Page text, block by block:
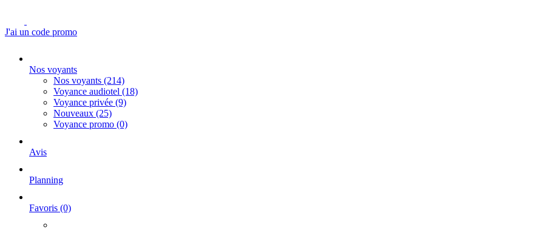
J'ai un code promo
Nos voyants
Nos voyants (214)
Voyance audiotel (18)
Voyance privée (9)
Nouveaux (25)
Voyance promo (0)
Avis
Planning
Favoris (0)